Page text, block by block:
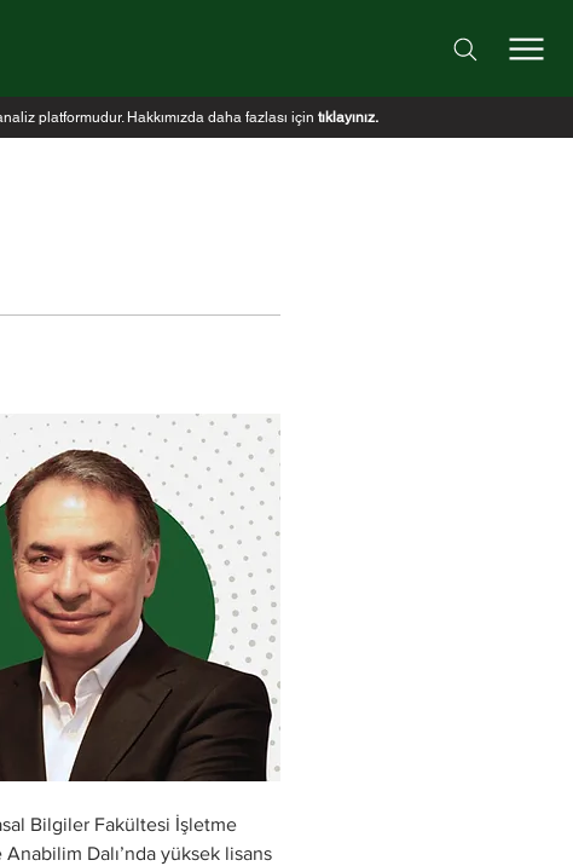
platformudur. Hakkımızda daha fazlası için tıklayınız.
Bilgiler Fakültesi İşletme
Dalı’nda yüksek lisans